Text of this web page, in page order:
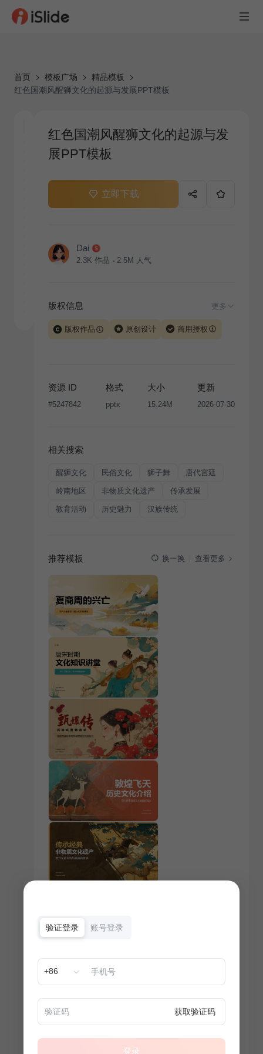
首页 模板广场
精品模板
红色国潮风醒狮文化的起源与发展PPT模板
红色国潮风醒狮文化的起源与发
展PPT模板
立即下载
Dai
2.3K 作品 2.5M 人气
版权信息 更多
版权作品 原创设计 商用授权
版权声明
条款，禁止任何形式的转让、出售或出租，未
经投权许可任何人不得擅自转载和分发，否则将接照我
资源 ID
#5247842
格式
pptx
大小
15.24M
更新
2026-07-30
相关搜索
醒狮文化 民俗文化 狮子舞 唐代宫廷
岭南地区 非物质文化遗产 传承发展
教育活动 历史魅力 汉族传统
推荐模板 换一换 查看更多
验证登录 账号登录
+86
获取验证码
登录